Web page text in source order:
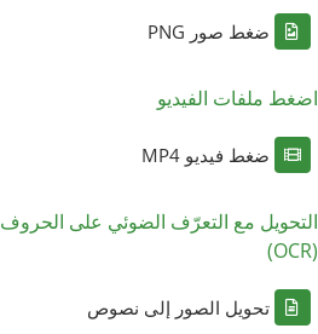
ضغط صور PNG
اضغط ملفات الفيديو
ضغط فيديو MP4
التحويل مع التعرّف الضوئي على الحروف
(OCR)
تحويل الصور إلى نصوص